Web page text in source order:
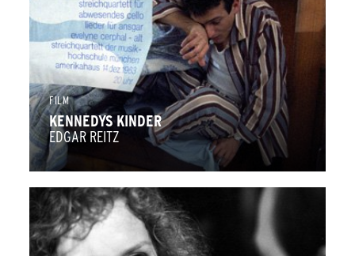
FILM
KENNEDYS KINDER
EDGAR REITZ